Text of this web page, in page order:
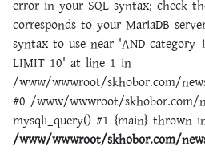
error in your SQL syntax; check
corresponds to your MariaDB
syntax to use near 'AND
LIMIT 10' at line 1 in
/www/wwwroot/skhobor.com/
#0 /www/wwwroot/skhobor.com/
mysqli_query() #1 {main} thrown
/www/wwwroot/skhobor.com/